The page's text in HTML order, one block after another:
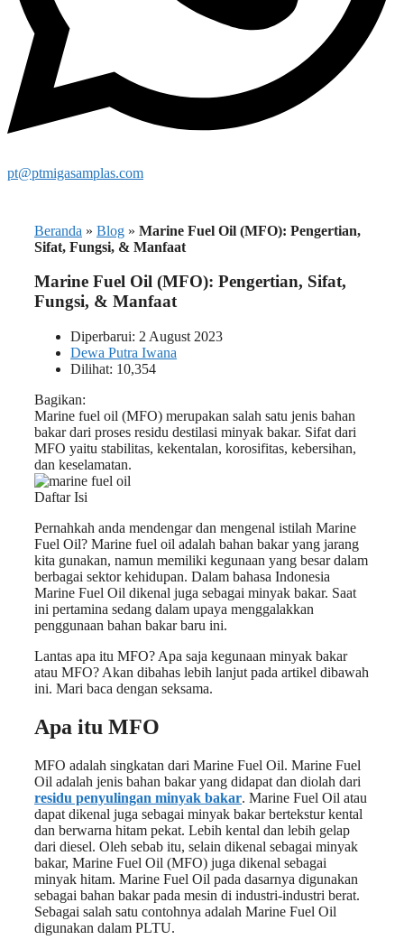
pt@ptmigasamplas.com
Beranda » Blog » Marine Fuel Oil (MFO): Pengertian,
Sifat, Fungsi, & Manfaat
Marine Fuel Oil (MFO): Pengertian, Sifat,
Fungsi, & Manfaat
Diperbarui: 2 August 2023
Dewa Putra Iwana
Dilihat: 10,354
Bagikan:
Marine fuel oil (MFO) merupakan salah satu jenis bahan
bakar dari proses residu destilasi minyak bakar. Sifat dari
MFO yaitu stabilitas, kekentalan, korosifitas, kebersihan,
dan keselamatan.
Daftar Isi
Pernahkah anda mendengar dan mengenal istilah Marine
Fuel Oil? Marine fuel oil adalah bahan bakar yang jarang
kita gunakan, namun memiliki kegunaan yang besar dalam
berbagai sektor kehidupan. Dalam bahasa Indonesia
Marine Fuel Oil dikenal juga sebagai minyak bakar. Saat
ini pertamina sedang dalam upaya menggalakkan
penggunaan bahan bakar baru ini.
Lantas apa itu MFO? Apa saja kegunaan minyak bakar
atau MFO? Akan dibahas lebih lanjut pada artikel dibawah
ini. Mari baca dengan seksama.
Apa itu MFO
MFO adalah singkatan dari Marine Fuel Oil. Marine Fuel
Oil adalah jenis bahan bakar yang didapat dan diolah dari
residu penyulingan minyak bakar. Marine Fuel Oil atau
dapat dikenal juga sebagai minyak bakar bertekstur kental
dan berwarna hitam pekat. Lebih kental dan lebih gelap
dari diesel. Oleh sebab itu, selain dikenal sebagai minyak
bakar, Marine Fuel Oil (MFO) juga dikenal sebagai
minyak hitam. Marine Fuel Oil pada dasarnya digunakan
sebagai bahan bakar pada mesin di industri-industri berat.
Sebagai salah satu contohnya adalah Marine Fuel Oil
digunakan dalam PLTU.